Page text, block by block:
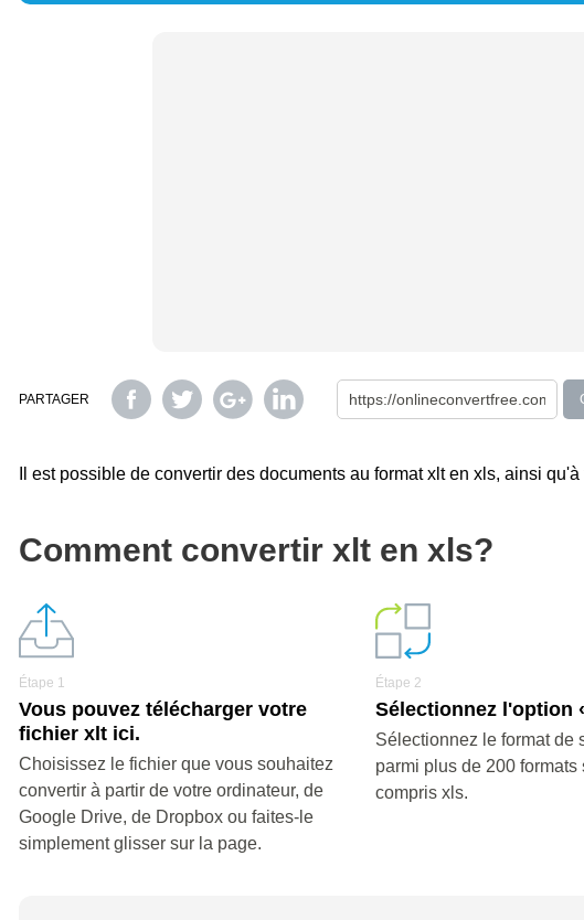
PARTAGER
Il est possible de convertir des documents au format xlt en xls, ainsi
Comment convertir xlt en xls?
Étape 1
Vous pouvez télécharger votre
fichier xlt ici.
Choisissez le fichier que vous souhaitez
convertir à partir de votre ordinateur, de
Google Drive, de Dropbox ou faites-le
simplement glisser sur la page.
Étape 2
Sélectionnez l'option
Sélectionnez le format de
parmi plus de 200 formats
compris xls.